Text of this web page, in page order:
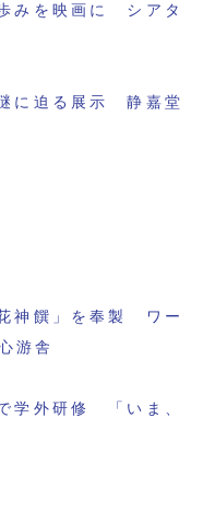
みを映画に シアタ
に迫る展示 静嘉堂
神饌」を奉製 ワー
游舎
学外研修 「いま、